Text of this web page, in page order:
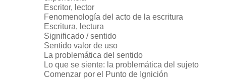
Escritor, lector
Fenomenología del acto de la escritura
Escritura, lectura
Significado / sentido
Sentido valor de uso
La problemática del sentido
Lo que se siente: la problemática del sujeto
Comenzar por el Punto de Ignición